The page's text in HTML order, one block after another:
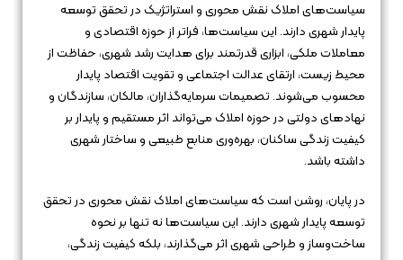
سیاست‌های املاک نقش محوری و استراتژیک در تحقق توسعه
پایدار شهری دارند. این سیاست‌ها، فراتر از حوزه اقتصادی و
معاملات ملکی، ابزاری قدرتمند برای هدایت رشد شهری، حفاظت از
محیط زیست، ارتقای عدالت اجتماعی و تقویت اقتصاد پایدار
محسوب می‌شوند. تصمیمات سرمایه‌گذاران، مالکان، سازندگان و
نهادهای دولتی در حوزه املاک می‌تواند اثر مستقیم و پایدار بر
کیفیت زندگی ساکنان، بهره‌وری منابع طبیعی و ساختار شهری
داشته باشد.
در پایان، روشن است که سیاست‌های املاک نقش محوری در تحقق
توسعه پایدار شهری دارند. این سیاست‌ها نه تنها بر نحوه
ساخت‌وساز و طراحی شهری اثر می‌گذارند، بلکه کیفیت زندگی،